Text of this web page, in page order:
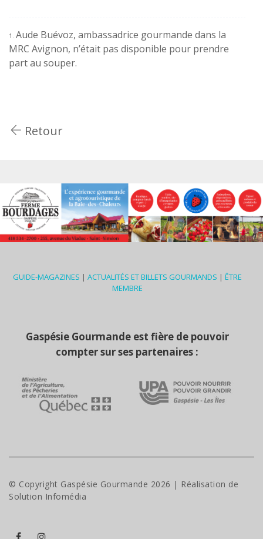
1. Aude Buévoz, ambassadrice gourmande dans la
MRC Avignon, n’était pas disponible pour prendre
part au souper.
Retour
GUIDE-MAGAZINES | ACTUALITÉS ET BILLETS GOURMANDS | ÊTRE
MEMBRE
Gaspésie Gourmande est fière de pouvoir
compter sur ses partenaires :
© Copyright Gaspésie Gourmande 2026 | Réalisation de
Solution Infomédia